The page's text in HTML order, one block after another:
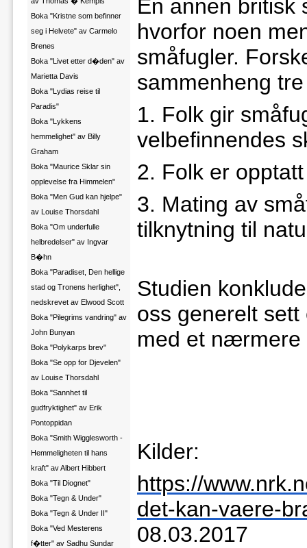
Boka "Kristne som befinner
seg i Helvete" av Carmelo
Brenes
Boka "Livet etter d�den" av
Marietta Davis
Boka "Lydias reise til
Paradis"
Boka "Lykkens
hemmelighet" av Billy
Graham
Boka "Maurice Sklar sin
opplevelse fra Himmelen"
Boka "Men Gud kan hjelpe"
av Louise Thorsdahl
Boka "Om underfulle
helbredelser" av Ingvar
B�hn
Boka "Paradiset, Den hellige
stad og Tronens herlighet",
nedskrevet av Elwood Scott
Boka "Pilegrims vandring" av
John Bunyan
Boka "Polykarps brev"
Boka "Se opp for Djevelen"
av Louise Thorsdahl
Boka "Sannhet til
gudfryktighet" av Erik
Pontoppidan
Boka "Smith Wigglesworth -
Hemmeligheten til hans
kraft" av Albert Hibbert
Boka "Til Diognet"
Boka "Tegn & Under"
Boka "Tegn & Under II"
Boka "Ved Mesterens
f�tter" av Sadhu Sundar
En annen britisk
hvorfor noen
småfugler.
sammenheng
1. Folk gir
velbefinnendes
2. Folk er
3. Mating av
tilknytning til
Studien
oss generelt
med et nærmere
Kilder:
https://
det-kan-vaere-
08.03.2017